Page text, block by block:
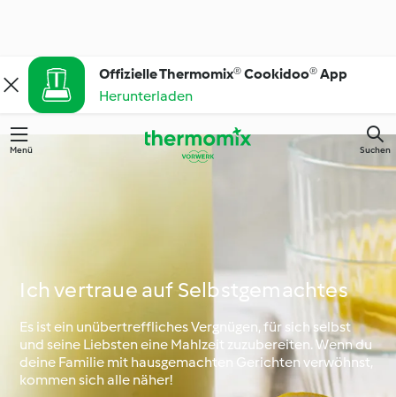
Offizielle Thermomix® Cookidoo® App
Herunterladen
Menü Suchen
Ich vertraue auf Selbstgemachtes
Es ist ein unübertreffliches Vergnügen, für sich selbst
und seine Liebsten eine Mahlzeit zuzubereiten. Wenn du
deine Familie mit hausgemachten Gerichten verwöhnst,
kommen sich alle näher!